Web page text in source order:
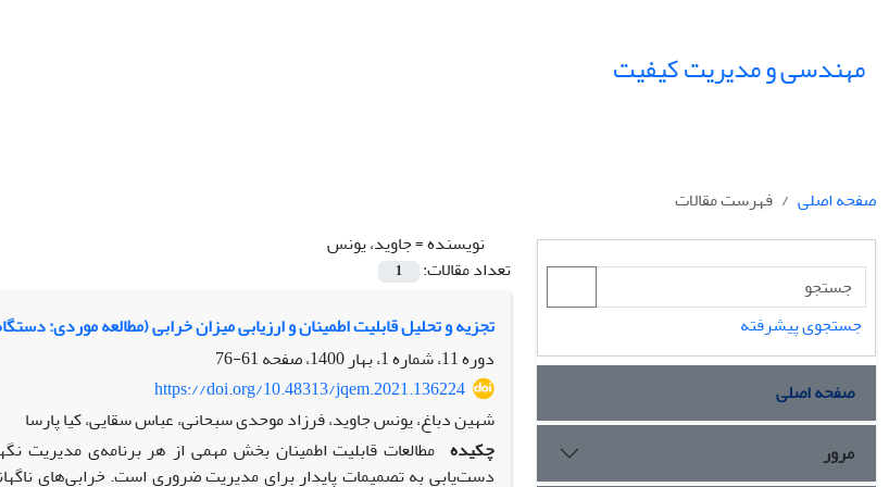
مهندسی و مدیریت کیفیت
صفحه اصلی
فهرست مقالات
نویسنده =جاوید، یونس
تعداد مقالات:
1
تجزیه و تحلیل قابلیت اطمینان و ارزیابی میزان خرابی (مطالعه موردی:
دوره 11، شماره 1، بهار 1400، صفحه
61-76
https://doi.org/10.48313/jqem.2021.136224
شهین دباغ، یونس جاوید، فرزاد موحدی سبحانی، عباس سقایی، کیا پارسا
چکیده مطالعات قابلیت اطمینان بخش مهمی از هر برنامه‌ی مدیریت
دست‌یابی به تصمیمات پایدار برای مدیریت ضروری است. خرابی‌های
جستجوی پیشرفته
صفحه اصلی
مرور